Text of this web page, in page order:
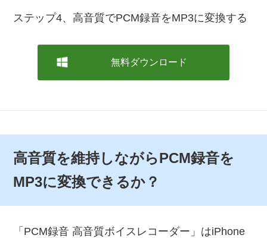
ステップ4、高音質でPCM録音をMP3に変換する
無料ダウンロード
高音質を維持しながらPCM録音を
MP3に変換できるか？
「PCM録音 高音質ボイスレコーダー」はiPhone